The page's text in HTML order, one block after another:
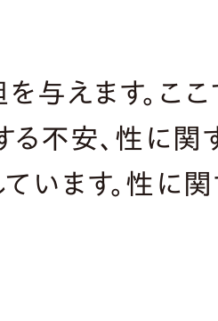
えます。ここ
不安、性に関
います。性に関